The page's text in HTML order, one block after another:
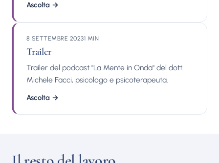
questi contenuti ci fa bene? In questo episodio
parliamo della trappola della felicità, ovvero di
quanto invece accettare anche le nostre
renderci davvero più sereni e felici! Letture
consigliate: “La trappola della felicità: come
smettere di tormentarsi e iniziare a vivere” di
Ascolta →
8 SETTEMBRE 20231 MIN
Trailer
Trailer del podcast "La Mente in Onda" del dott.
Michele Facci, psicologo e psicoterapeuta.
Ascolta →